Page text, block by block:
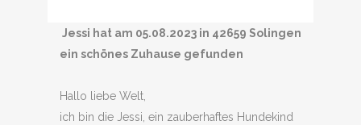
Jessi hat am 05.08.2023 in 42659 Solingen
ein schönes Zuhause gefunden
Hallo liebe Welt,
ich bin die Jessi, ein zauberhaftes Hundekind